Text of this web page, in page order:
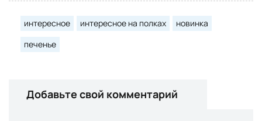
интересное интересное на полках
новинка
печенье
Добавьте свой комментарий